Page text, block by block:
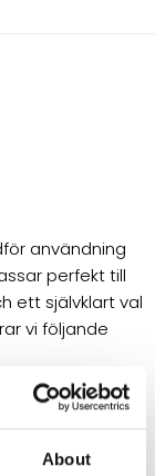
About
användning
perfekt till
ett självklart val
vi följande